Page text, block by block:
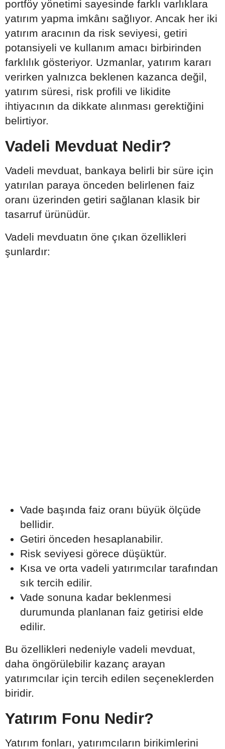
portföy yönetimi sayesinde farklı varlıklara
yatırım yapma imkânı sağlıyor. Ancak her iki
yatırım aracının da risk seviyesi, getiri
potansiyeli ve kullanım amacı birbirinden
farklılık gösteriyor. Uzmanlar, yatırım kararı
verirken yalnızca beklenen kazanca değil,
yatırım süresi, risk profili ve likidite
ihtiyacının da dikkate alınması gerektiğini
belirtiyor.
Vadeli Mevduat Nedir?
Vadeli mevduat, bankaya belirli bir süre için
yatırılan paraya önceden belirlenen faiz
oranı üzerinden getiri sağlanan klasik bir
tasarruf ürünüdür.
Vadeli mevduatın öne çıkan özellikleri
şunlardır:
Vade başında faiz oranı büyük ölçüde
bellidir.
Getiri önceden hesaplanabilir.
Risk seviyesi görece düşüktür.
Kısa ve orta vadeli yatırımcılar tarafından
sık tercih edilir.
Vade sonuna kadar beklenmesi
durumunda planlanan faiz getirisi elde
edilir.
Bu özellikleri nedeniyle vadeli mevduat,
daha öngörülebilir kazanç arayan
yatırımcılar için tercih edilen seçeneklerden
biridir.
Yatırım Fonu Nedir?
Yatırım fonları, yatırımcıların birikimlerini